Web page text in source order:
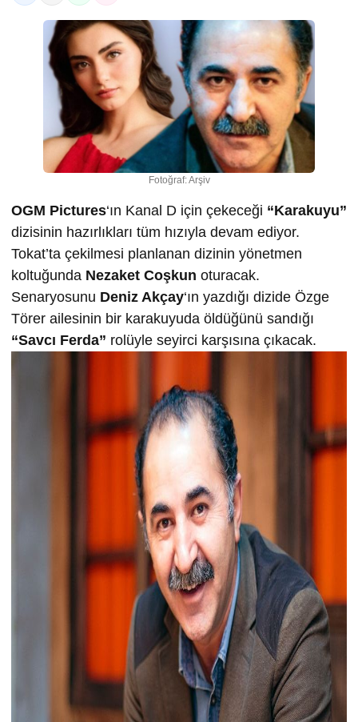
Fotoğraf: Arşiv
OGM Pictures‘ın Kanal D için çekeceği “Karakuyu”
dizisinin hazırlıkları tüm hızıyla devam ediyor.
Tokat’ta çekilmesi planlanan dizinin yönetmen
koltuğunda Nezaket Coşkun oturacak.
Senaryosunu Deniz Akçay‘ın yazdığı dizide Özge
Törer ailesinin bir karakuyuda öldüğünü sandığı
“Savcı Ferda” rolüyle seyirci karşısına çıkacak.